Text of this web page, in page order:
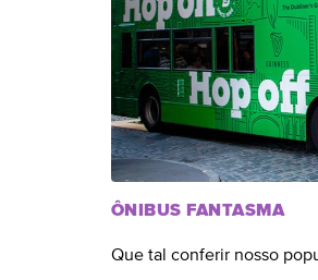
ÔNIBUS FANTASMA
Que tal conferir nosso